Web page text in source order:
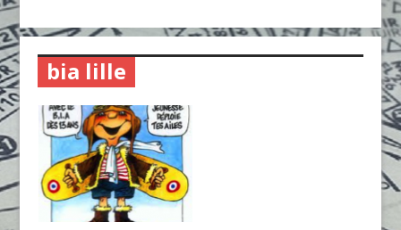
bia lille